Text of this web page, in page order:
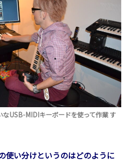
なUSB-MIDIキーボードを使って作業 す
使い分けというのはどのように